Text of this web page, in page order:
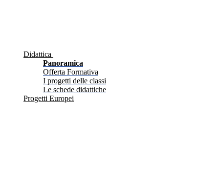
Didattica
Panoramica
Offerta Formativa
I progetti delle classi
Le schede didattiche
Progetti Europei